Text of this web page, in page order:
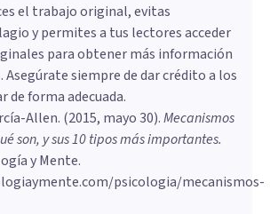
el trabajo original, evitas
y permites a tus lectores acceder
para obtener más información
Asegúrate siempre de dar crédito a los
de forma adecuada.
Allen. (2015, mayo 30).Mecanismos
son, y sus 10 tipos más importantes.
y Mente.
psicologia/mecanismos-